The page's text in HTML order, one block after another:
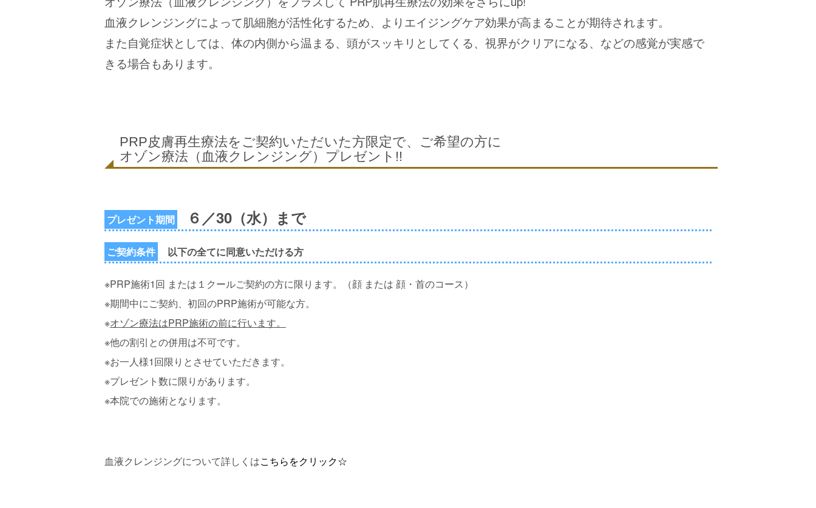
血液クレンジングによって肌細胞が活性化するため、よりエイジングケア効果が高まることが期待されます。
また自覚症状としては、体の内側から温まる、頭がスッキリとしてくる、視界がクリアになる、などの感覚が実感で
きる場合もあります。
PRP皮膚再生療法をご契約いただいた方限定で、ご希望の方に
オゾン療法（血液クレンジング）プレゼント!!
プレゼント期間 ６／30（水）まで
ご契約条件 以下の全てに同意いただける方
※PRP施術1回 または１クールご契約の方に限ります。（顔 または 顔・首のコース）
※期間中にご契約、初回のPRP施術が可能な方。
※オゾン療法はPRP施術の前に行います。
※他の割引との併用は不可です。
※お一人様1回限りとさせていただきます。
※プレゼント数に限りがあります。
※本院での施術となります。
血液クレンジングについて詳しくはこちらをクリック☆